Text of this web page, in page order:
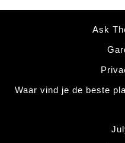
Ask
Waar vind je de beste